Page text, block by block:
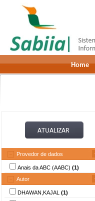
Home
Provedor de dados
Anais da ABC (AABC) (1)
Autor
DHAWAN,KAJAL (1)